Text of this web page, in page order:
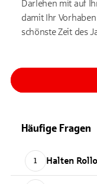
Darlehen mit auf
damit Ihr
schönste Zeit des
Häufige Fragen
1 Halten